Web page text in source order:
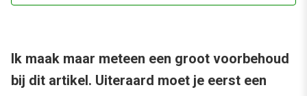
Ik maak maar meteen een groot voorbehoud
bij dit artikel. Uiteraard moet je eerst een